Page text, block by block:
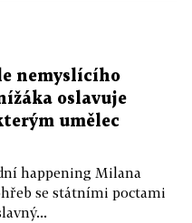
nemyslícího
oslavuje
umělec
happening Milana
se státními poctami